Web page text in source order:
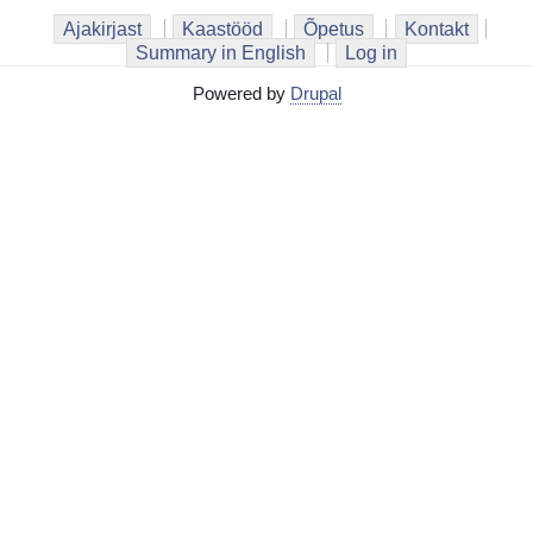
Ajakirjast Kaastööd Õpetus
Kontakt
Summary in English
Log in
Powered by Drupal